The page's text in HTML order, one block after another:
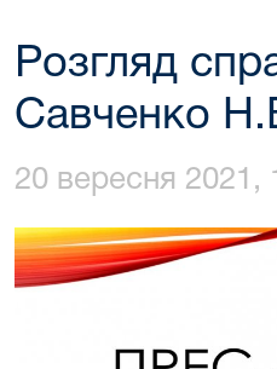
Розгляд
Савченко
20 вересня 2021,